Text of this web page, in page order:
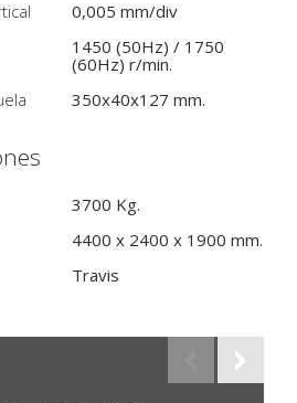
0,005 mm/div
1450 (50Hz) / 1750
(60Hz) r/min.
350x40x127 mm.
3700 Kg.
4400 x 2400 x 1900 mm.
Travis